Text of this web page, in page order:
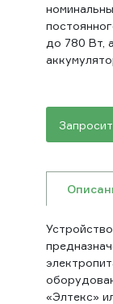
до 780 Вт,
«Элтекс»